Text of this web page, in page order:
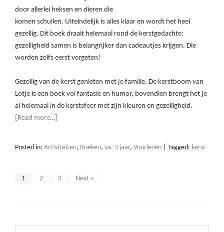
door allerlei heksen en dieren die
komen schuilen. Uiteindelijk is alles klaar en wordt het heel
gezellig. Dit boek draait helemaal rond de kerstgedachte:
gezelligheid samen is belangrijker dan cadeautjes krijgen. Die
worden zelfs eerst vergeten!
Gezellig van de kerst genieten met je familie. De kerstboom van
Lotje is een boek vol fantasie en humor, bovendien brengt het je
al helemaal in de kerstsfeer met zijn kleuren en gezelligheid.
[Read more…]
Posted in: Activiteiten, Boeken, va. 3 jaar, Voorlezen Tagged: kerst
1 2 3 Next »